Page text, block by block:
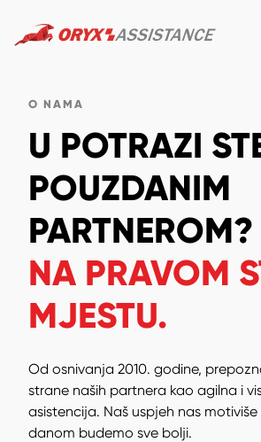
O NAMA
U POTRAZI
POUZDANIM
PARTNEROM?
NA PRAVOM
MJESTU.
Od osnivanja 2010. godine,
strane naših partnera kao agilna i
asistencija. Naš uspjeh nas
danom budemo sve bolji.